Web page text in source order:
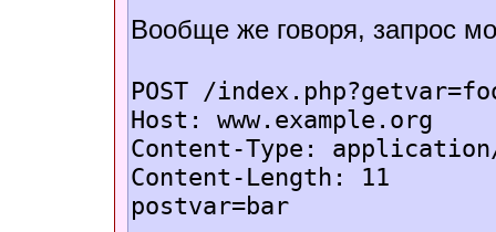
Вообще же говоря, запрос
POST /
Host: www.example.org
Content-Type:
Content-Length: 11
postvar=bar